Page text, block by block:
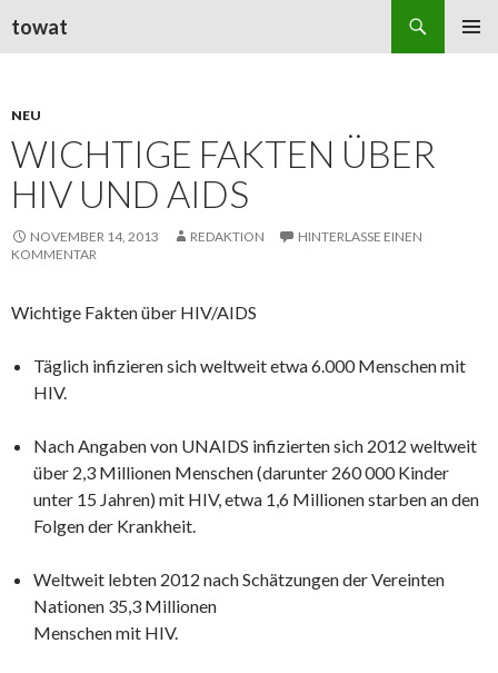
towat
NEU
WICHTIGE FAKTEN ÜBER
HIV UND AIDS
NOVEMBER 14, 2013 REDAKTION
HINTERLASSE EINEN
KOMMENTAR
Wichtige Fakten über HIV/AIDS
Täglich infizieren sich weltweit etwa 6.000 Menschen mit
HIV.
Nach Angaben von UNAIDS infizierten sich 2012 weltweit
über 2,3 Millionen Menschen (darunter 260 000 Kinder
unter 15 Jahren) mit HIV, etwa 1,6 Millionen starben an den
Folgen der Krankheit.
Weltweit lebten 2012 nach Schätzungen der Vereinten
Nationen 35,3 Millionen
Menschen mit HIV.